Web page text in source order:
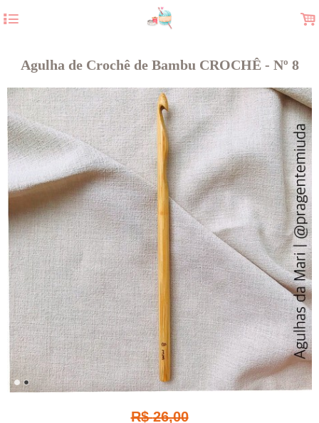
4 .
Agulha de Crochê de Bambu CROCHÊ - Nº 8
R$26,00